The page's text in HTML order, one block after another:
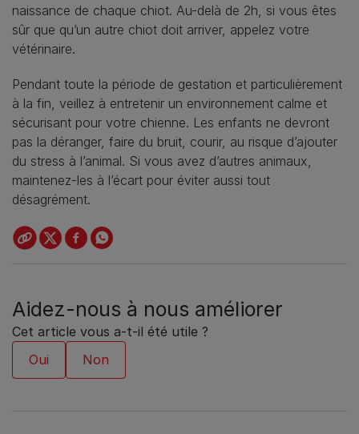
naissance de chaque chiot. Au-delà de 2h, si vous êtes
sûr que qu’un autre chiot doit arriver, appelez votre
vétérinaire.
Pendant toute la période de gestation et particulièrement
à la fin, veillez à entretenir un environnement calme et
sécurisant pour votre chienne. Les enfants ne devront
pas la déranger, faire du bruit, courir, au risque d’ajouter
du stress à l’animal. Si vous avez d’autres animaux,
maintenez-les à l’écart pour éviter aussi tout
désagrément.
Aidez-nous à nous améliorer
Cet article vous a-t-il été utile ?